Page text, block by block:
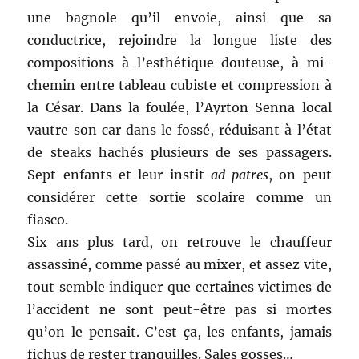
une bagnole qu’il envoie, ainsi que sa
conductrice, rejoindre la longue liste des
compositions à l’esthétique douteuse, à mi-
chemin entre tableau cubiste et compression à
la César. Dans la foulée, l’Ayrton Senna local
vautre son car dans le fossé, réduisant à l’état
de steaks hachés plusieurs de ses passagers.
Sept enfants et leur instit ad patres, on peut
considérer cette sortie scolaire comme un
fiasco.
Six ans plus tard, on retrouve le chauffeur
assassiné, comme passé au mixer, et assez vite,
tout semble indiquer que certaines victimes de
l’accident ne sont peut-être pas si mortes
qu’on le pensait. C’est ça, les enfants, jamais
fichus de rester tranquilles. Sales gosses…